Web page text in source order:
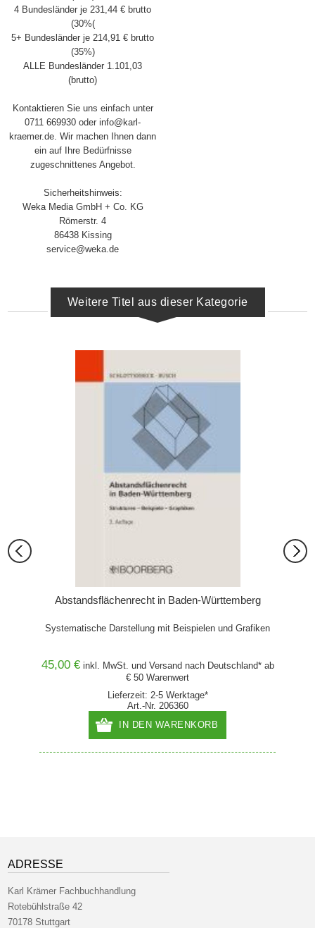
4 Bundesländer je 231,44 € brutto
(30%(
5+ Bundesländer je 214,91 € brutto
(35%)
ALLE Bundesländer 1.101,03
(brutto)
Kontaktieren Sie uns einfach unter
0711 669930 oder info@karl-
kraemer.de. Wir machen Ihnen dann
ein auf Ihre Bedürfnisse
zugeschnittenes Angebot.
Sicherheitshinweis:
Weka Media GmbH + Co. KG
Römerstr. 4
86438 Kissing
service@weka.de
Weitere Titel aus dieser Kategorie
Abstandsflächenrecht in Baden-Württemberg
Systematische Darstellung mit Beispielen und Grafiken
45,00 € inkl. MwSt. und Versandnach Deutschland* ab
€ 50 Warenwert
Lieferzeit: 2-5 Werktage*
Art.-Nr. 206360
IN DEN WARENKORB
ADRESSE
Karl Krämer Fachbuchhandlung
Rotebühlstraße 42
70178 Stuttgart